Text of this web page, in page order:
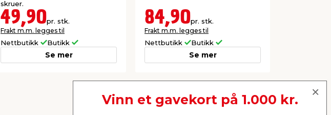
skruer.
49,90pr. stk.
Frakt m.m. legges til
Nettbutikk Butikk
Se mer
84,90pr. stk.
Frakt m.m. legges til
Nettbutikk Butikk
Se mer
Neste
Vinn et gavekort på 1.000 kr.